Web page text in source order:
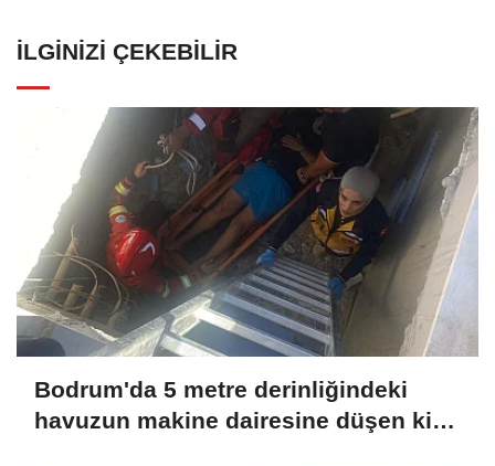
İLGINIZI ÇEKEBILIR
Bodrum'da 5 metre derinliğindeki
havuzun makine dairesine düşen kişi